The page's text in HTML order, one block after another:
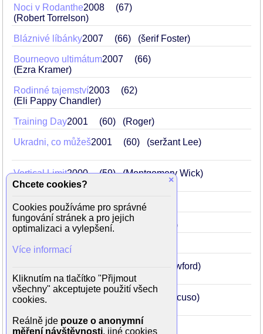
Noci v Rodanthe2008
67
(Robert Torrelson)
Bláznivé líbánky2007 66 (šerif Foster)
Bourneovo ultimátum2007
66
(Ezra Kramer)
Rodinné tajemství2003
62
(Eli Pappy Chandler)
Training Day2001 60 (Roger)
Ukradni, co můžeš2001 60 (seržant Lee)
Vertical Limit2000 59 (Montgomery Wick)
Smrt panen1999 58 (otec Moody)
Absolutní moc1997 56 (Bill Burton)
Oheň1991
(Jack Crawford)
Hon na ponorku 1990 (Bart Mancuso)
Silverado1985 44 (Emmett)
×
Chcete cookies?
Cookies používáme pro správné
fungování stránek a pro jejich
optimalizaci a vylepšení.
Více informací
Kliknutím na tlačítko "Přijmout
všechny" akceptujete použití všech
cookies.
Reálně jde pouze o anonymní
měření návštěvnosti, jiné cookies